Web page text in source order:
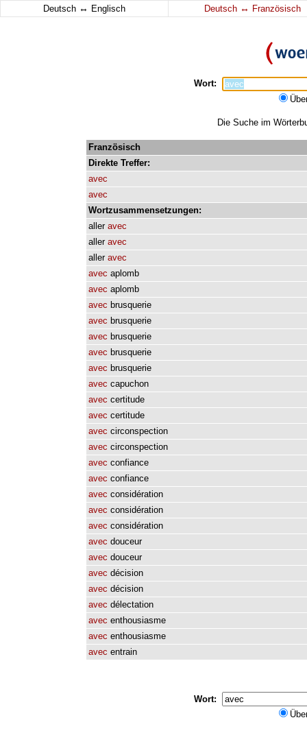
Deutsch ↔ Englisch Deutsch ↔ Französisch
Wort:
Die Suche im
Französisch
Direkte Treffer:
avec
avec
Wortzusammensetzungen:
aller avec
aller avec
aller avec
avec aplomb
avec aplomb
avec brusquerie
avec brusquerie
avec brusquerie
avec brusquerie
avec brusquerie
avec capuchon
avec certitude
avec certitude
avec circonspection
avec circonspection
avec confiance
avec confiance
avec considération
avec considération
avec considération
avec douceur
avec douceur
avec décision
avec décision
avec délectation
avec enthousiasme
avec enthousiasme
avec entrain
Wort: